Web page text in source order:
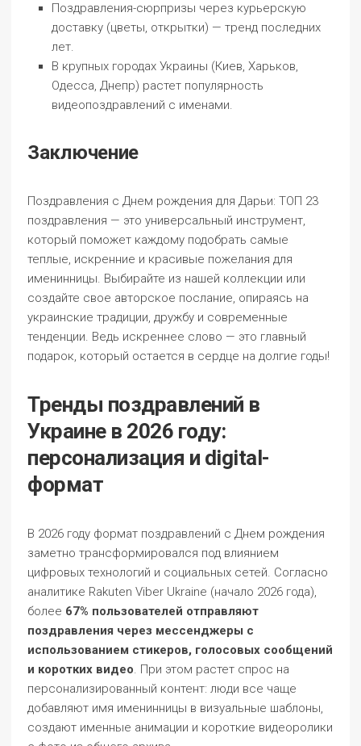
Поздравления-сюрпризы через курьерскую
доставку (цветы, открытки) — тренд последних
лет.
В крупных городах Украины (Киев, Харьков,
Одесса, Днепр) растет популярность
видеопоздравлений с именами.
Заключение
Поздравления с Днем рождения для Дарьи: ТОП 23
поздравления — это универсальный инструмент,
который поможет каждому подобрать самые
теплые, искренние и красивые пожелания для
именинницы. Выбирайте из нашей коллекции или
создайте свое авторское послание, опираясь на
украинские традиции, дружбу и современные
тенденции. Ведь искреннее слово — это главный
подарок, который остается в сердце на долгие годы!
Тренды поздравлений в
Украине в 2026 году:
персонализация и digital-
формат
В 2026 году формат поздравлений с Днем рождения
заметно трансформировался под влиянием
цифровых технологий и социальных сетей. Согласно
аналитике Rakuten Viber Ukraine (начало 2026 года),
более 67% пользователей отправляют
поздравления через мессенджеры с
использованием стикеров, голосовых сообщений
и коротких видео. При этом растет спрос на
персонализированный контент: люди все чаще
добавляют имя именинницы в визуальные шаблоны,
создают именные анимации и короткие видеоролики